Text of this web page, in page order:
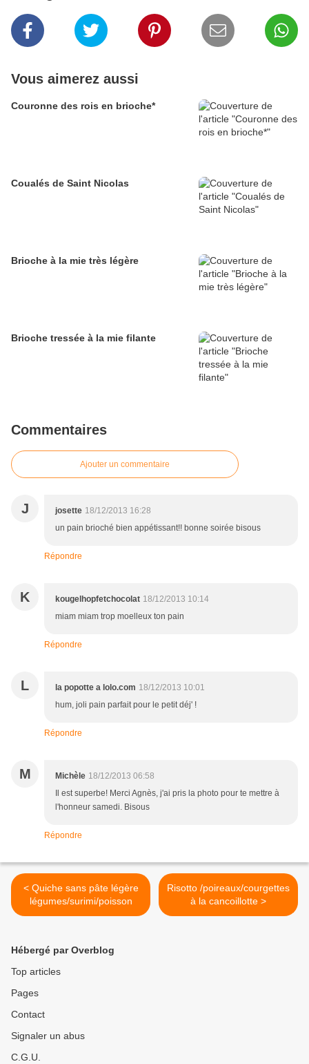
Vous aimerez aussi
Couronne des rois en brioche*
Coualés de Saint Nicolas
Brioche à la mie très légère
Brioche tressée à la mie filante
Commentaires
Ajouter un commentaire
J josette 18/12/2013 16:28
un pain brioché bien appétissant!! bonne soirée bisous
Répondre
K kougelhopfetchocolat 18/12/2013 10:14
miam miam trop moelleux ton pain
Répondre
L la popotte a lolo.com 18/12/2013 10:01
hum, joli pain parfait pour le petit déj' !
Répondre
M Michèle 18/12/2013 06:58
Il est superbe! Merci Agnès, j'ai pris la photo pour te mettre à
l'honneur samedi. Bisous
Répondre
< Quiche sans pâte légère
légumes/surimi/poisson
Risotto /poireaux/courgettes
à la cancoillotte >
Hébergé par Overblog
Top articles
Pages
Contact
Signaler un abus
C.G.U.